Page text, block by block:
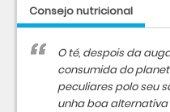
Consejo nutricional
O té, despois da
consumida do
peculiares polo seu
unha boa